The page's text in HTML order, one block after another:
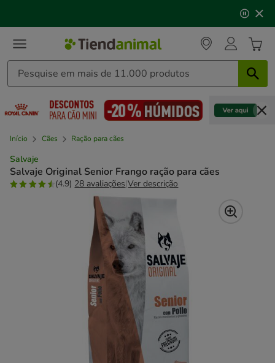
3,
mensagem,
Início Cães Ração para cães
Salvaje
Salvaje Original Senior Frango ração para cães
(4.9) 28 avaliações|Ver descrição